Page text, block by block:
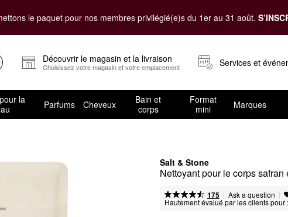
le paquet pour nos membres privilégié(e)s du 1er au 31 août.
Découvrir le magasin et la livraison
Choisissez votre magasin et votre emplacement Services et
la
Parfums Cheveux
Bain et
corps
Format
mini
Marques
Salt & Stone
Nettoyant pour le corps safran
175 | Ask a question |
Hautement évalué par les clients pour :